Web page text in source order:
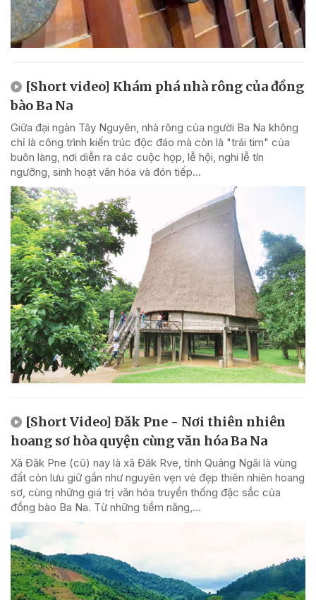
[Short video] Khám phá nhà rông của đồng
bào Ba Na
Giữa đại ngàn Tây Nguyên, nhà rông của người Ba Na không
chỉ là công trình kiến trúc độc đáo mà còn là "trái tim" của
buôn làng, nơi diễn ra các cuộc họp, lễ hội, nghi lễ tín
ngưỡng, sinh hoạt văn hóa và đón tiếp...
[Short Video] Đăk Pne - Nơi thiên nhiên
hoang sơ hòa quyện cùng văn hóa Ba Na
Xã Đăk Pne (cũ) nay là xã Đăk Rve, tỉnh Quảng Ngãi là vùng
đất còn lưu giữ gần như nguyên vẹn vẻ đẹp thiên nhiên hoang
sơ, cùng những giá trị văn hóa truyền thống đặc sắc của
đồng bào Ba Na. Từ những tiềm năng,...